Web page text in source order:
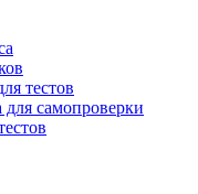
тестов
самопроверки